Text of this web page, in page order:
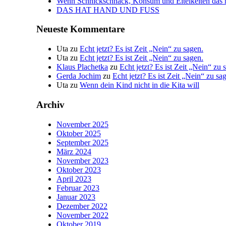
DAS HAT HAND UND FUSS
Neueste Kommentare
Uta zu Echt jetzt? Es ist Zeit „Nein“ zu sagen.
Uta zu Echt jetzt? Es ist Zeit „Nein“ zu sagen.
Klaus Plachetka zu Echt jetzt? Es ist Zeit „Nein“ zu
Gerda Jochim zu Echt jetzt? Es ist Zeit „Nein“ zu
Uta zu Wenn dein Kind nicht in die Kita will
Archiv
November 2025
Oktober 2025
September 2025
März 2024
November 2023
Oktober 2023
April 2023
Februar 2023
Januar 2023
Dezember 2022
November 2022
Oktober 2019